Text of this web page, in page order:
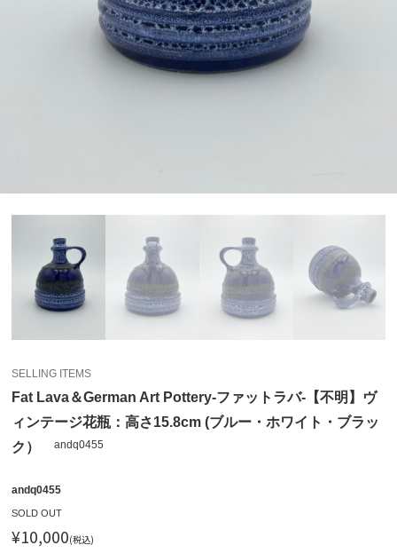
SELLING ITEMS
Fat Lava＆German Art Pottery-ファットラバ-【不明】ヴ
ィンテージ花瓶：高さ15.8cm (ブルー・ホワイト・ブラッ
ク）
andq0455
andq0455
SOLD OUT
¥10,000(税込)